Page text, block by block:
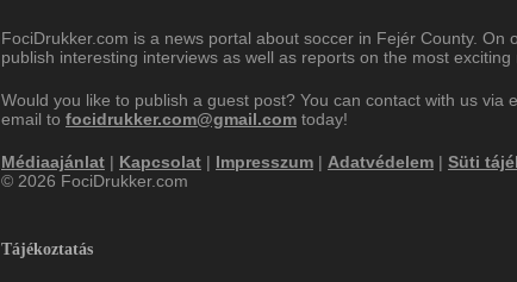
FociDrukker.com is a news portal about soccer in Fejér County. On
publish interesting interviews as well as reports on the most exciting
Would you like to publish a guest post? You can contact with us via
email to focidrukker.com@gmail.com today!
Médiaajánlat | Kapcsolat | Impresszum | Adatvédelem | Süti
© 2026 FociDrukker.com
Tájékoztatás